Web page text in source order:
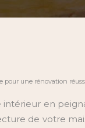
pour une rénovation
intérieur en
de votre